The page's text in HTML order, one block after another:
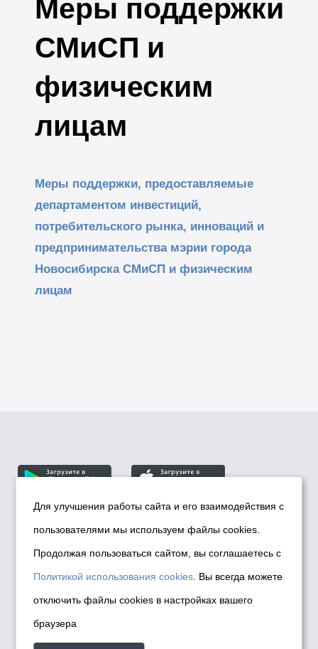
Меры поддержки
СМиСП и
физическим
лицам
Меры поддержки, предоставляемые
департаментом инвестиций,
потребительского рынка, инноваций и
предпринимательства мэрии города
Новосибирска СМиСП и физическим
лицам
© Департамент информационной политики мэрии
города Новосибирска, 2026
Политика использования Cookies
Политика по обработке персональных
данных в информационных системах
мэрии города Новосибирска
Для улучшения работы сайта и его взаимодействия с
пользователями мы используем файлы cookies.
Продолжая пользоваться сайтом, вы соглашаетесь с
Политикой использования cookies . Вы всегда можете
отключить файлы cookies в настройках вашего
браузера